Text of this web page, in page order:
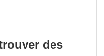
des